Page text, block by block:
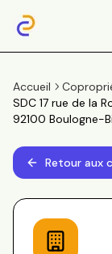
Accueil
SDC 17 rue de la
92100 Boulogne-
Retour aux